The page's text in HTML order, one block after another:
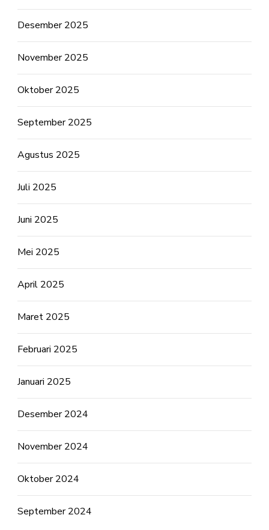
Desember 2025
November 2025
Oktober 2025
September 2025
Agustus 2025
Juli 2025
Juni 2025
Mei 2025
April 2025
Maret 2025
Februari 2025
Januari 2025
Desember 2024
November 2024
Oktober 2024
September 2024